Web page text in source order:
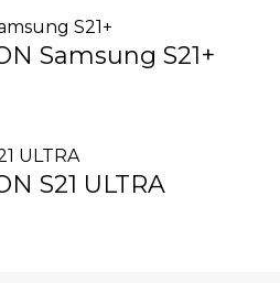
Samsung S21+
S21 ULTRA